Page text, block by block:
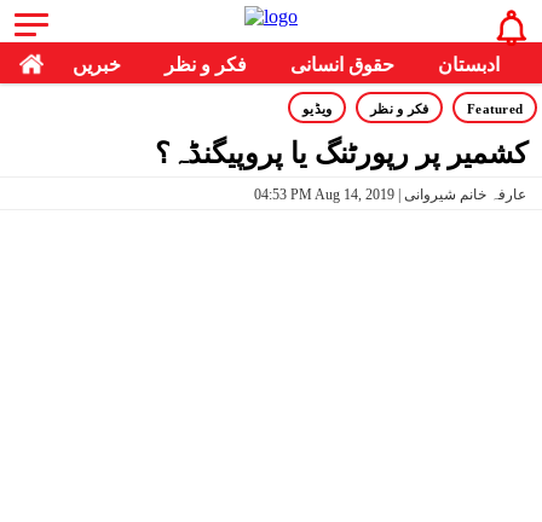
خبریں فکر و نظر حقوق انسانی ادبستان
Featured فکر و نظر ویڈیو
کشمیر پر رپورٹنگ یا پروپیگنڈہ؟
04:53 PM Aug 14, 2019 | عارفہ خانم شیروانی